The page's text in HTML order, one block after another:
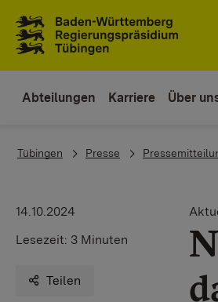
Abteilungen Karriere Über
You are here:
Tübingen Presse
14.10.2024
Lesezeit: 3 Minuten
Teilen